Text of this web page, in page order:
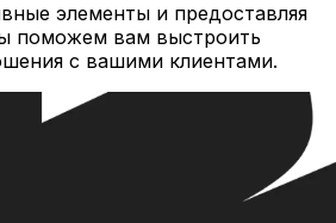
элементы и предоставляя
поможем вам выстроить
с вашими клиентами.